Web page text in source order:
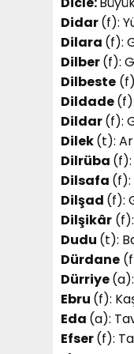
Didar(f):
Dilara (f):
Dilber(f):
Dilbeste
Dildade
Dildar(f):
Dilek(t):
Dilrüba (f):
Dilsafa (f):
Dilşad (f):
Dilşikâr
Dudu (t):
Dürdane
Dürriye
Ebru (f):
Eda (a):
Efser(f):